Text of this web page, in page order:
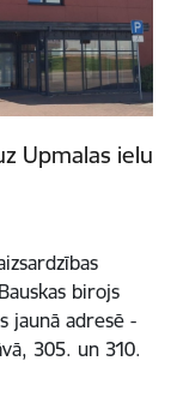
Upmalas ielu
birojs
jaunā adresē -
305. un 310.